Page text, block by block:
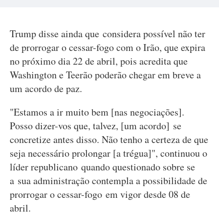
Trump disse ainda que considera possível não ter
de prorrogar o cessar-fogo com o Irão, que expira
no próximo dia 22 de abril, pois acredita que
Washington e Teerão poderão chegar em breve a
um acordo de paz.
"Estamos a ir muito bem [nas negociações].
Posso dizer-vos que, talvez, [um acordo] se
concretize antes disso. Não tenho a certeza de que
seja necessário prolongar [a trégua]", continuou o
líder republicano quando questionado sobre se
a sua administração contempla a possibilidade de
prorrogar o cessar-fogo em vigor desde 08 de
abril.